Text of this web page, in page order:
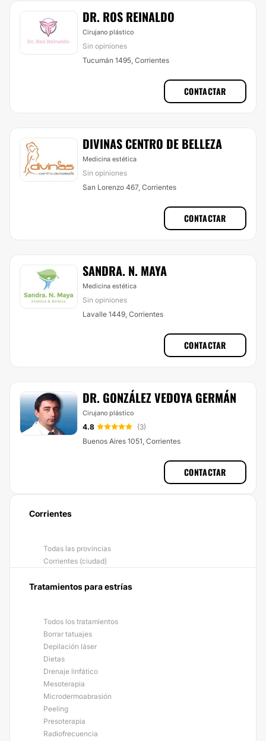
DR. ROS REINALDO
Cirujano plástico
Sin opiniones
Tucumán 1495, Corrientes
CONTACTAR
DIVINAS CENTRO DE BELLEZA
Medicina estética
Sin opiniones
San Lorenzo 467, Corrientes
CONTACTAR
SANDRA. N. MAYA
Medicina estética
Sin opiniones
Lavalle 1449, Corrientes
CONTACTAR
DR. GONZÁLEZ VEDOYA GERMÁN
Cirujano plástico
4.8
(3)
Buenos Aires 1051, Corrientes
CONTACTAR
Corrientes
Todas las provincias
Corrientes (ciudad)
Tratamientos para estrías
Todos los tratamientos
Borrar tatuajes
Depilación láser
Dietas
Drenaje linfático
Mesoterapia
Microdermoabrasión
Peeling
Presoterapia
Radiofrecuencia